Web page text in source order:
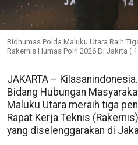
Bidhumas Polda Maluku Utara Raih
Rakernis Humas Polri 2026 Di Jakrta (
JAKARTA –
Bidang Hubungan
Maluku Utara meraih tiga
Rapat Kerja Teknis
yang diselenggarakan di